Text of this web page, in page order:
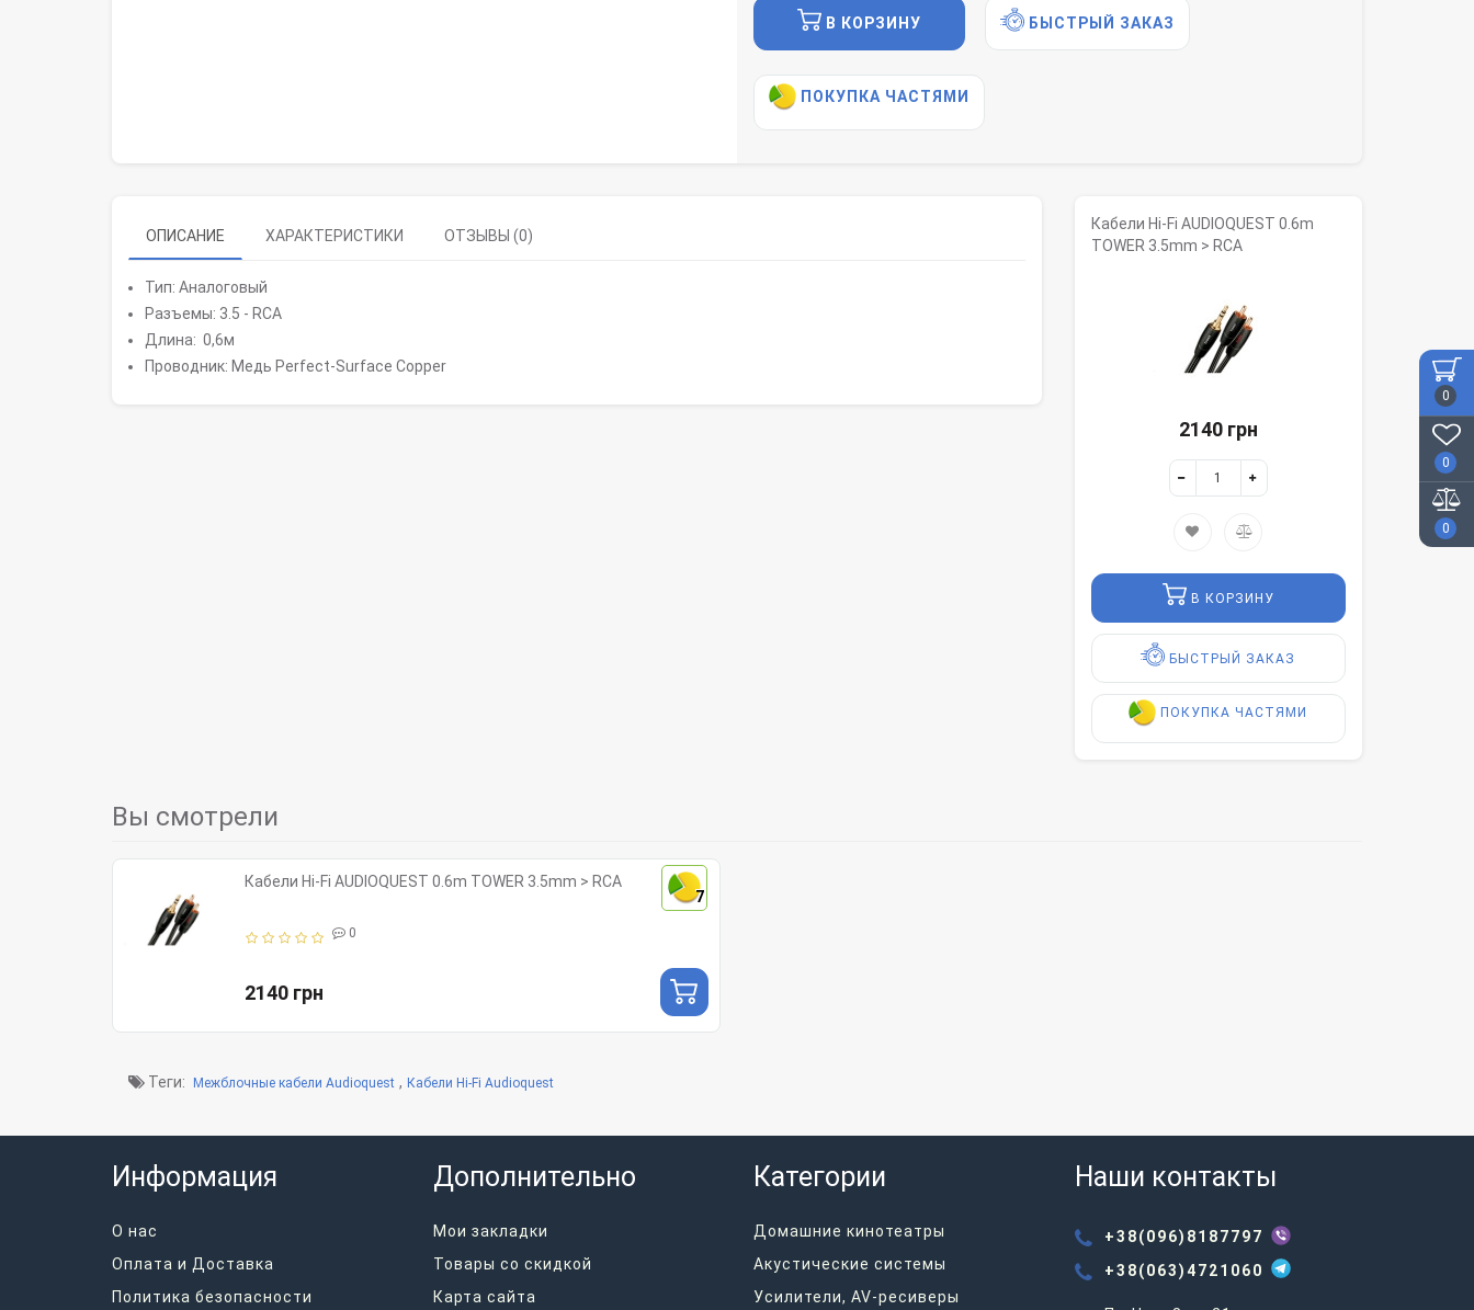
0
0
0
В КОРЗИНУ БЫСТРЫЙ ЗАКАЗ
ПОКУПКА ЧАСТЯМИ
ОПИСАНИЕ ХАРАКТЕРИСТИКИ ОТЗЫВЫ (0)
Тип: Аналоговый
Разъемы: 3.5 - RCA
Длина: 0,6м
Проводник: Медь Perfect-Surface Copper
Кабели Hi-Fi AUDIOQUEST 0.6m
TOWER 3.5mm > RCA
2140 грн
В КОРЗИНУ
БЫСТРЫЙ ЗАКАЗ
ПОКУПКА ЧАСТЯМИ
Вы смотрели
7
Кабели Hi-Fi AUDIOQUEST 0.6m TOWER 3.5mm > RCA
0
2140 грн
Теги: Межблочные кабели Audioquest , Кабели Hi-Fi Audioquest
Информация
О нас
Оплата и Доставка
Политика безопасности
Дополнительно
Мои закладки
Товары со скидкой
Карта сайта
Категории
Домашние кинотеатры
Акустические системы
Усилители, AV-ресиверы
Наши контакты
+38(096)8187797
+38(063)4721060